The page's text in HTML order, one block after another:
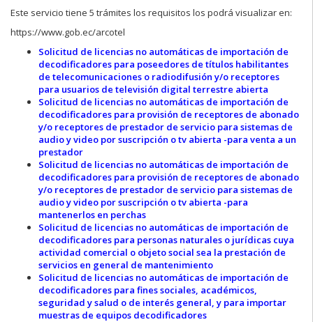
Este servicio tiene 5 trámites los requisitos los podrá visualizar en:
https://www.gob.ec/arcotel
Solicitud de licencias no automáticas de importación de
decodificadores para poseedores de títulos habilitantes
de telecomunicaciones o radiodifusión y/o receptores
para usuarios de televisión digital terrestre abierta
Solicitud de licencias no automáticas de importación de
decodificadores para provisión de receptores de abonado
y/o receptores de prestador de servicio para sistemas de
audio y video por suscripción o tv abierta -para venta a un
prestador
Solicitud de licencias no automáticas de importación de
decodificadores para provisión de receptores de abonado
y/o receptores de prestador de servicio para sistemas de
audio y video por suscripción o tv abierta -para
mantenerlos en perchas
Solicitud de licencias no automáticas de importación de
decodificadores para personas naturales o jurídicas cuya
actividad comercial o objeto social sea la prestación de
servicios en general de mantenimiento
Solicitud de licencias no automáticas de importación de
decodificadores para fines sociales, académicos,
seguridad y salud o de interés general, y para importar
muestras de equipos decodificadores